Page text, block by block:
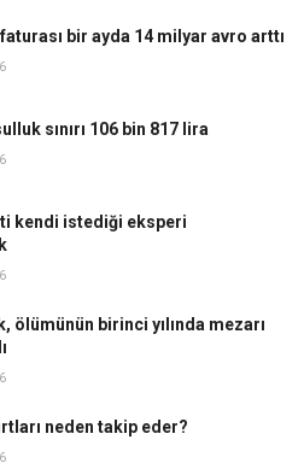
bir ayda 14 milyar avro arttı
sınırı 106 bin 817 lira
kendi istediği eksperi
ölümünün birinci yılında mezarı
neden takip eder?